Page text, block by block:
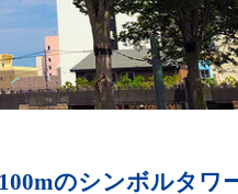
のシンボルタワ